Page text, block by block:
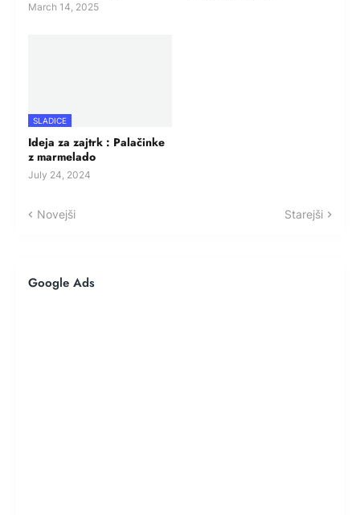
March 14, 2025
SLADICE
Ideja za zajtrk : Palačinke
z marmelado
July 24, 2024
Novejši Starejši
Google Ads